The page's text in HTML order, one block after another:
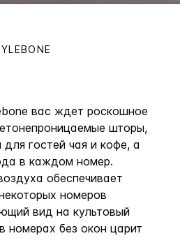
вас ждет роскошное
шторы,
гостей чая и кофе, а
в каждом номер.
обеспечивает
номеров
вид на культовый
номерах без окон царит